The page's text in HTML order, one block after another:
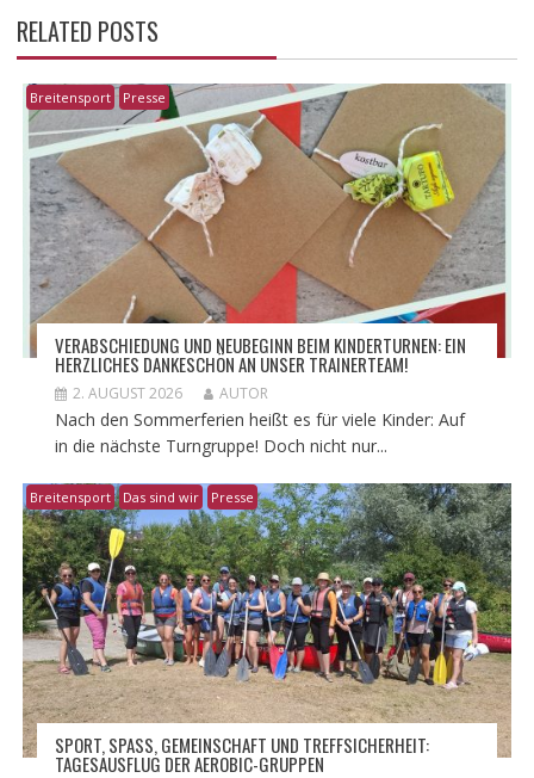
RELATED POSTS
Breitensport Presse
VERABSCHIEDUNG UND NEUBEGINN BEIM KINDERTURNEN: EIN
HERZLICHES DANKESCHÖN AN UNSER TRAINERTEAM!
2. AUGUST 2026 AUTOR
Nach den Sommerferien heißt es für viele Kinder: Auf
in die nächste Turngruppe! Doch nicht nur...
Breitensport Das sind wir Presse
​SPORT, SPASS, GEMEINSCHAFT UND TREFFSICHERHEIT: T
AGESAUSFLUG DER AEROBIC-GRUPPEN